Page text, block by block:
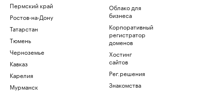
Пермский край
Ростов-на-Дону
Татарстан
Тюмень
Черноземье
Кавказ
Карелия
Мурманск
Облако для
бизнеса
Корпоративный
регистратор
доменов
Хостинг
сайтов
Рег.решения
Знакомства